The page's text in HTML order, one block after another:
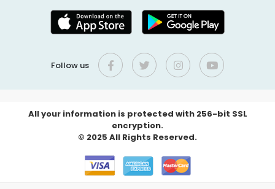
Follow us
All your information is protected with 256-bit SSL
encryption.
© 2025 All Rights Reserved.